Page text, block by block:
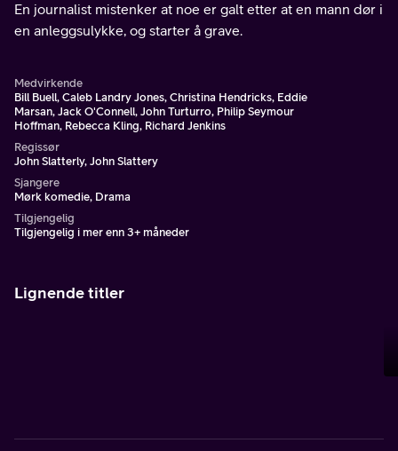
En journalist mistenker at noe er galt etter at en mann dør i
en anleggsulykke, og starter å grave.
Medvirkende
Bill Buell, Caleb Landry Jones, Christina Hendricks, Eddie
Marsan, Jack O'Connell, John Turturro, Philip Seymour
Hoffman, Rebecca Kling, Richard Jenkins
Regissør
John Slatterly, John Slattery
Sjangere
Mørk komedie, Drama
Tilgjengelig
Tilgjengelig i mer enn 3+ måneder
Lignende titler